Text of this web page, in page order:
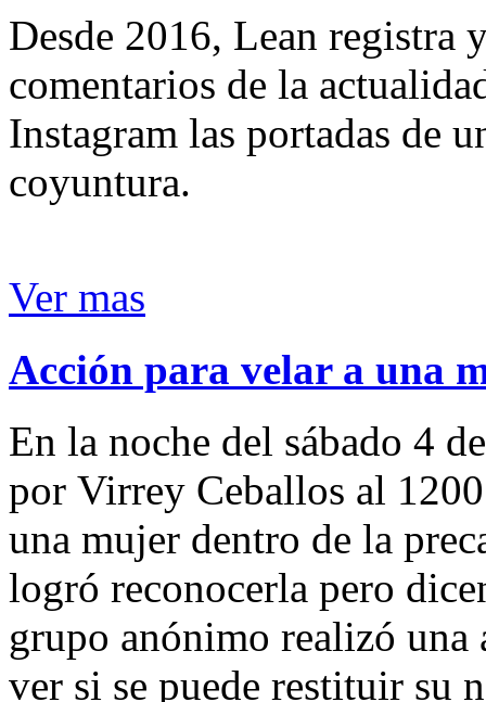
Desde 2016, Lean registra
comentarios de la
Instagram las portadas de
coyuntura.
Ver mas
Acción para velar a una
En la noche del sábado 4
por Virrey Ceballos al
una mujer dentro de la
logró reconocerla pero
grupo anónimo realizó
ver si se puede restituir su